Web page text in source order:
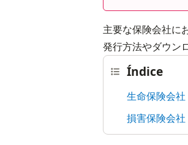
主要な保険会社に
発行方法やダウン
Índice
生命保険会社
損害保険会社